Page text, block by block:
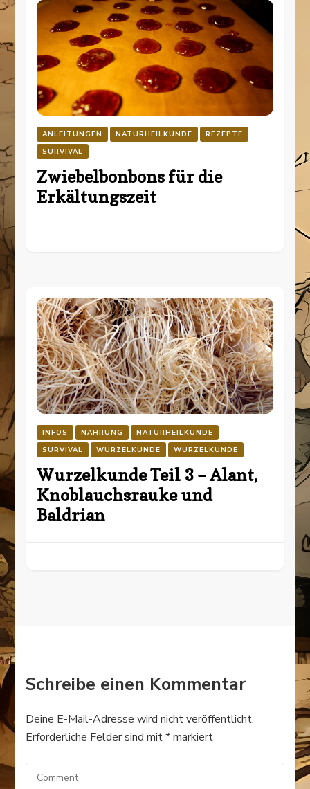
ANLEITUNGEN NATURHEILKUNDE
REZEPTE
SURVIVAL
Zwiebelbonbons für die
Erkältungszeit
INFOS NAHRUNG
NATURHEILKUNDE
SURVIVAL
WURZELKUNDE WURZELKUNDE
Wurzelkunde Teil 3 – Alant,
Knoblauchsrauke und
Baldrian
Schreibe einen Kommentar
Deine E-Mail-Adresse wird nicht veröffentlicht.
Erforderliche Felder sind mit*markiert